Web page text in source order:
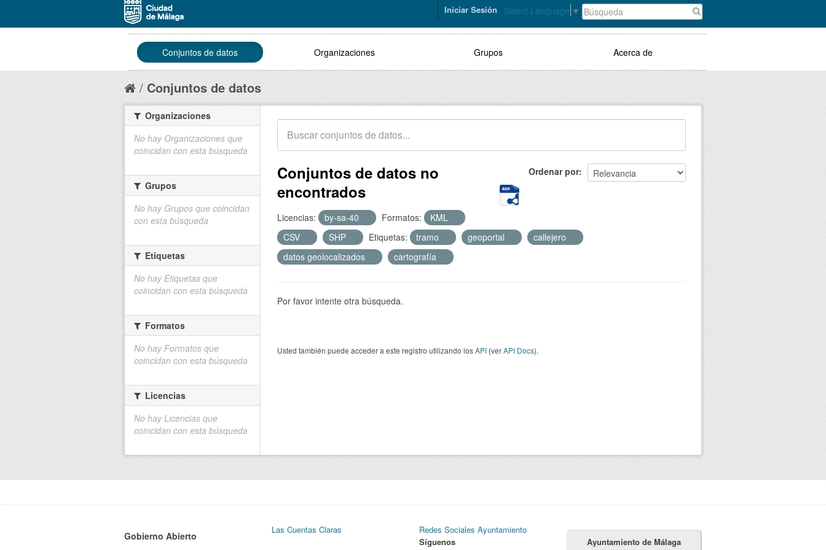
Select Language ▼
Iniciar Sesión
Conjuntos de datos Organizaciones Grupos Acerca de
Conjuntos de datos
Ordenar por
Conjuntos de datos no
encontrados
Licencias: by-sa-40 Formatos:
KML
CSV
SHP Etiquetas: tramo geoportal
callejero
datos geolocalizados
cartografía
Por favor intente otra búsqueda.
Usted también puede acceder a este registro utilizando losAPI (verAPI Docs).
Organizaciones
No hay Organizaciones que
coincidan con esta búsqueda
Grupos
No hay Grupos que coincidan
con esta búsqueda
Etiquetas
No hay Etiquetas que
coincidan con esta búsqueda
Formatos
No hay Formatos que
coincidan con esta búsqueda
Licencias
No hay Licencias que
coincidan con esta búsqueda
Gobierno Abierto
Las Cuentas Claras
Redes Sociales Ayuntamiento
Síguenos
Ayuntamiento de Málaga